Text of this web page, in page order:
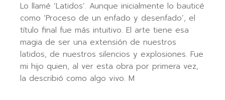
Lo llamé ‘Latidos’. Aunque inicialmente lo bauticé
como ‘Proceso de un enfado y desenfado’, el
título final fue más intuitivo. El arte tiene esa
magia de ser una extensión de nuestros
latidos, de nuestros silencios y explosiones. Fue
mi hijo quien, al ver esta obra por primera vez,
la describió como algo vivo. M